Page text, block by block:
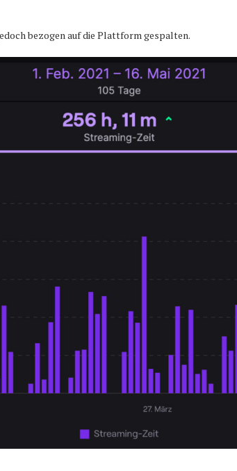
bezogen auf die Plattform gespalten.